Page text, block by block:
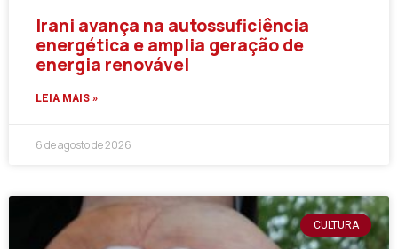
Irani avança na autossuficiência
energética e amplia geração de
energia renovável
LEIA MAIS »
6 de agosto de 2026
CULTURA